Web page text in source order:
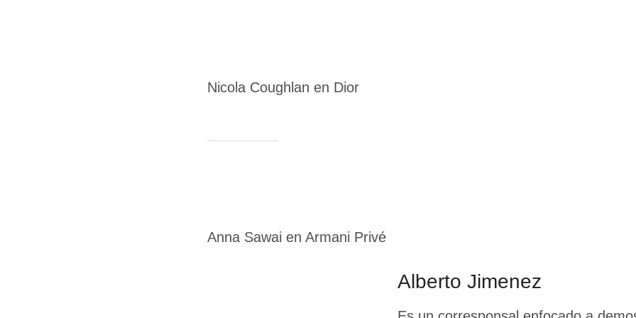
Nicola Coughlan en Dior
Anna Sawai en Armani Privé
Alberto Jimenez